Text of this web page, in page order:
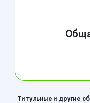
Титульные и другие